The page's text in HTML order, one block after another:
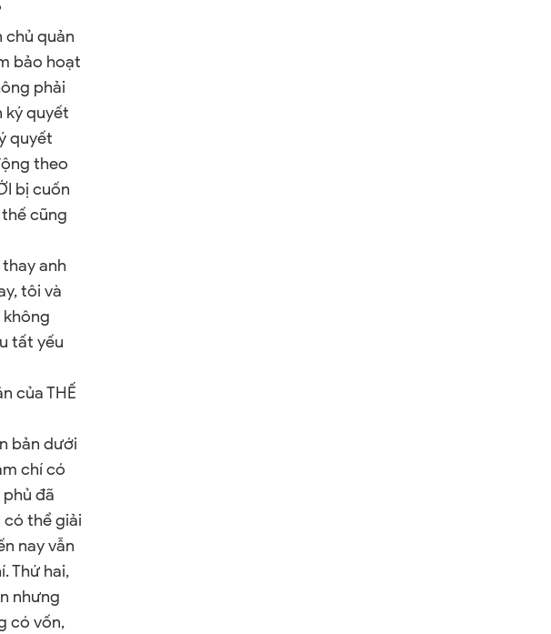
chủ quản
bảo hoạt
phải
ký quyết
quyết
theo
bị cuốn
cũng
anh
tôi và
không
tất yếu
của THẾ
bản dưới
chí có
đã
có thể giải
nay vẫn
Thứ hai,
nhưng
có vốn,